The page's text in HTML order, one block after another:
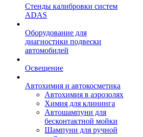
Стенды калибровки систем
ADAS
Оборудование для
диагностики подвески
автомобилей
Освещение
Автохимия и автокосметика
Автохимия в аэрозолях
Химия для клининга
Автошампуни для
бесконтактной мойки
Шампуни для ручной